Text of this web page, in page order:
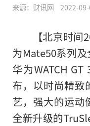
来源：财讯网 2022-
【北京时
为Mate50系列及
华为WATCH
布，以时尚精致
艺，强大的运动
全新升级的